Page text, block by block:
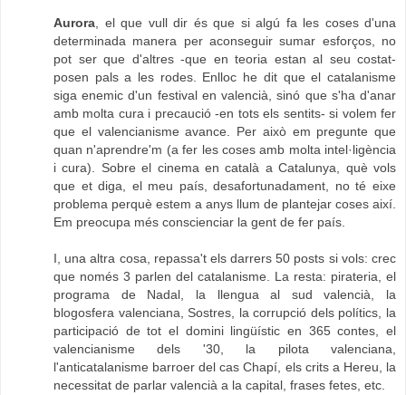
Aurora , el que vull dir és que si algú fa les coses d'una
determinada manera per aconseguir sumar esforços, no
pot ser que d'altres -que en teoria estan al seu costat-
posen pals a les rodes. Enlloc he dit que el catalanisme
siga enemic d'un festival en valencià, sinó que s'ha d'anar
amb molta cura i precaució -en tots els sentits- si volem fer
que el valencianisme avance. Per això em pregunte que
quan n'aprendre'm (a fer les coses amb molta intel·ligència
i cura). Sobre el cinema en català a Catalunya, què vols
que et diga, el meu país, desafortunadament, no té eixe
problema perquè estem a anys llum de plantejar coses així.
Em preocupa més conscienciar la gent de fer país.
I, una altra cosa, repassa't els darrers 50 posts si vols: crec
que només 3 parlen del catalanisme. La resta: pirateria, el
programa de Nadal, la llengua al sud valencià, la
blogosfera valenciana, Sostres, la corrupció dels polítics, la
participació de tot el domini lingüístic en 365 contes, el
valencianisme dels '30, la pilota valenciana,
l'anticatalanisme barroer del cas Chapí, els crits a Hereu, la
necessitat de parlar valencià a la capital, frases fetes, etc.